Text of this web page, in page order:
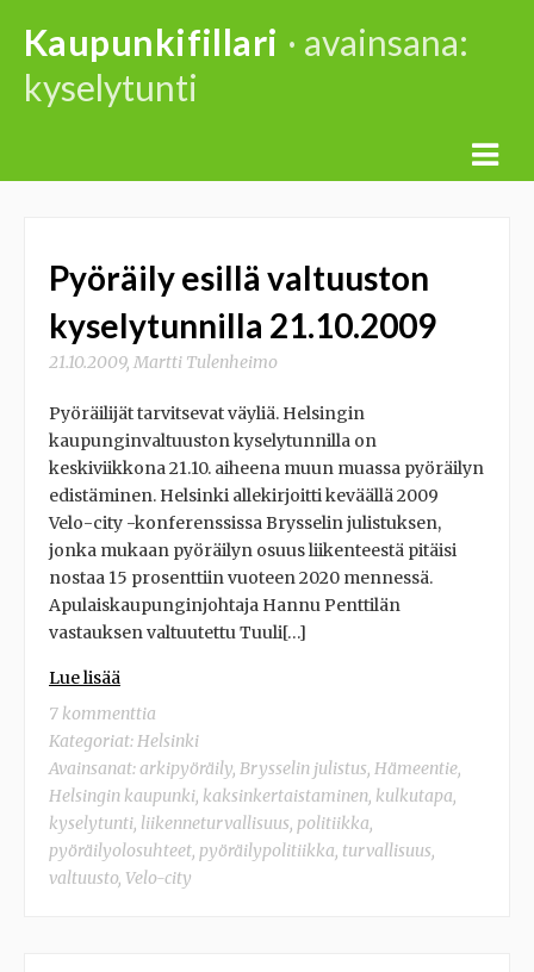
content
Kaupunkifillari · avainsana:
kyselytunti
Pyöräily esillä valtuuston
kyselytunnilla 21.10.2009
21.10.2009, Martti Tulenheimo
Pyöräilijät tarvitsevat väyliä. Helsingin
kaupunginvaltuuston kyselytunnilla on
keskiviikkona 21.10. aiheena muun muassa pyöräilyn
edistäminen. Helsinki allekirjoitti keväällä 2009
Velo-city -konferenssissa Brysselin julistuksen,
jonka mukaan pyöräilyn osuus liikenteestä pitäisi
nostaa 15 prosenttiin vuoteen 2020 mennessä.
Apulaiskaupunginjohtaja Hannu Penttilän
vastauksen valtuutettu Tuuli[…]
Lue lisää
7 kommenttia
Kategoriat:Helsinki
Avainsanat:arkipyöräily, Brysselin julistus, Hämeentie,
Helsingin kaupunki, kaksinkertaistaminen, kulkutapa,
kyselytunti, liikenneturvallisuus, politiikka,
pyöräilyolosuhteet, pyöräilypolitiikka, turvallisuus,
valtuusto, Velo-city